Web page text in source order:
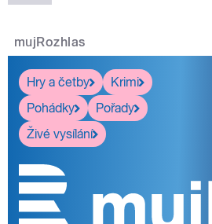
mujRozhlas
Hry a četby
Krimi
Pohádky
Pořady
Živé vysílání